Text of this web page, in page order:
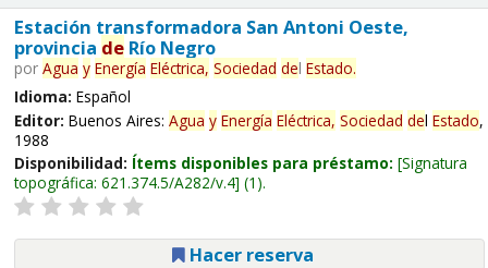
Estación transformadora San Antoni Oeste,
provincia deRío Negro
por Agua y Energía Eléctrica, Sociedad del Estado.
Idioma: Español
Editor: Buenos Aires: Agua y Energía Eléctrica, Sociedad del Estado,
1988
Disponibilidad: Ítems disponibles para préstamo: Signatura
topográfica: 621.374.5/A282/v.4 (1).
Hacer reserva